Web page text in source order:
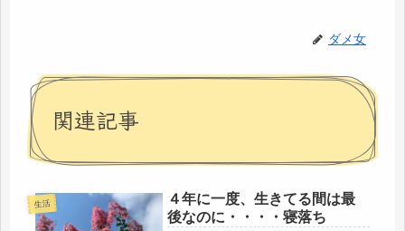
ダメ女
関連記事
生活
４年に一度、生きてる間は最
後なのに・・・・寝落ち